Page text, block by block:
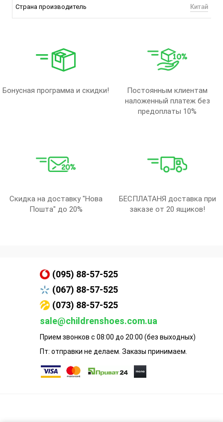
Страна производитель Китай
Бонусная программа и скидки!
Постоянным клиентам
наложенный платеж без
предоплаты 10%
Скидка на доставку "Нова
Пошта" до 20%
БЕСПЛАТАНЯ доставка при
заказе от 20 ящиков!
(095) 88-57-525
(067) 88-57-525
(073) 88-57-525
sale@childrenshoes.com.ua
Прием звонков с 08:00 до 20:00 (без выходных)
Пт: отправки не делаем. Заказы принимаем.